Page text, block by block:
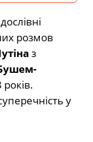
дослівні
розмов
з
у